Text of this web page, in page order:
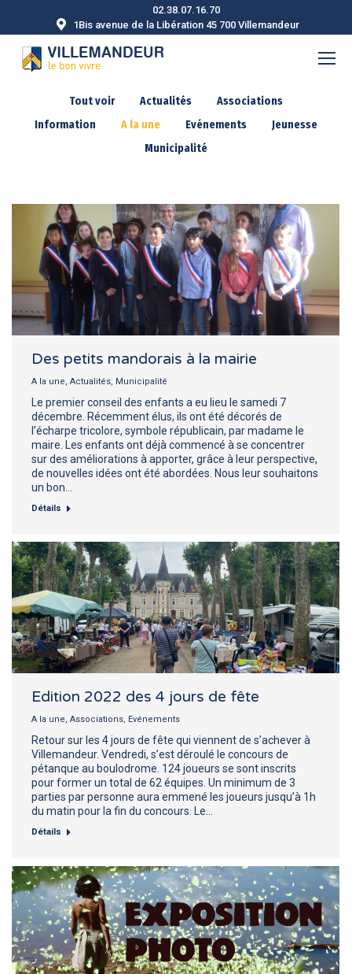
02.38.07.16.70
1Bis avenue de la Libération 45 700 Villemandeur
Tout voir Actualités
Associations
Information
A la une Evénements
Jeunesse
Municipalité
Des petits mandorais à la mairie
A la une, Actualités, Municipalité
Le premier conseil des enfants a eu lieu le samedi 7
décembre. Récemment élus, ils ont été décorés de
l’écharpe tricolore, symbole républicain, par madame le
maire. Les enfants ont déjà commencé à se concentrer
sur des améliorations à apporter, grâce à leur perspective,
de nouvelles idées ont été abordées. Nous leur souhaitons
un bon…
Détails
Edition 2022 des 4 jours de fête
A la une, Associations, Evénements
Retour sur les 4 jours de fête qui viennent de s’achever à
Villemandeur. Vendredi, s’est déroulé le concours de
pétanque au boulodrome. 124 joueurs se sont inscrits
pour former un total de 62 équipes. Un minimum de 3
parties par personne aura emmené les joueurs jusqu’à 1h
du matin pour la fin du concours. Le…
Détails